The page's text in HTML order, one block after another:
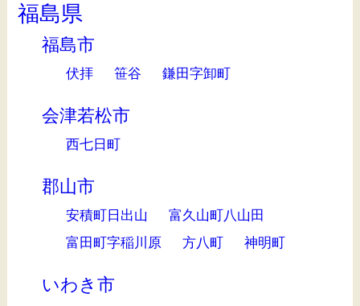
福島県
福島市
伏拝 笹谷 鎌田字卸町
会津若松市
西七日町
郡山市
安積町日出山
富久山町八山田
富田町字稲川原
方八町 神明町
いわき市